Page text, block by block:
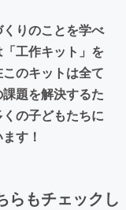
りのことを学べ
工作キット」を
のキットは全て
題を解決するた
の子どもたちに
す！
らもチェックし